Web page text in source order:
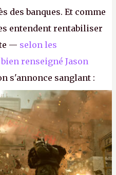
des banques. Et comme
entendent rentabiliser
— selon les
renseigné Jason
s'annonce sanglant :
fermetures de
En gros, essorer
le reste.P.